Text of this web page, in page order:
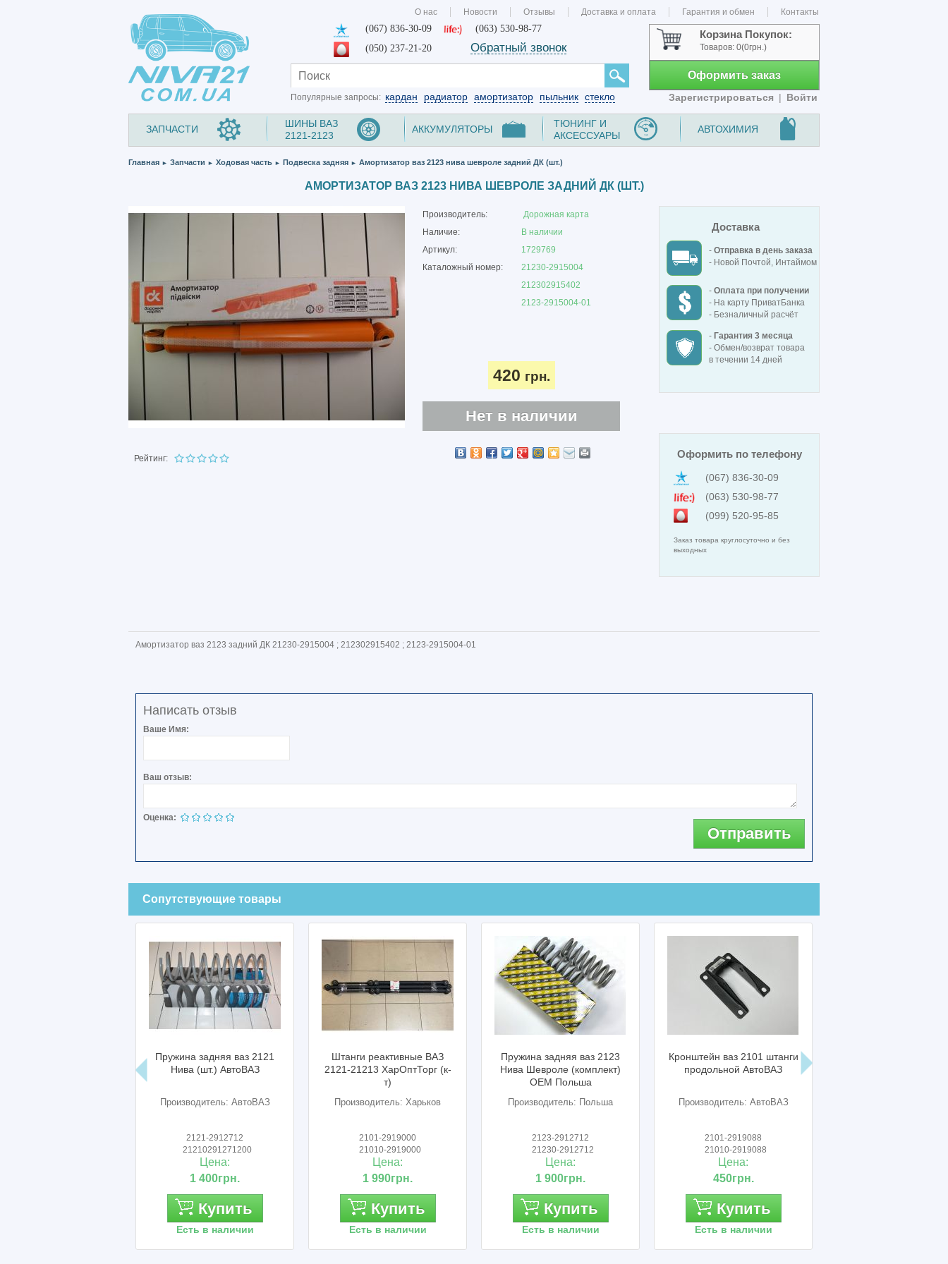
О нас Новости Отзывы Доставка и оплата Гарантия и обмен Контакты
(067) 836-30-09
(063) 530-98-77
(050) 237-21-20
Обратный звонок
Корзина Покупок:
Товаров: 0(0грн.)
Оформить заказ
Зарегистрироваться | Войти
Популярные запросы: кардан радиатор амортизатор пыльник стекло
ЗАПЧАСТИ
ШИНЫ ВАЗ
2121-2123
АККУМУЛЯТОРЫ
ТЮНИНГ И
АКСЕССУАРЫ
АВТОХИМИЯ
Главная ► Запчасти ► Ходовая часть ► Подвеска задняя ► Амортизатор ваз 2123 нива шевроле задний ДК (шт.)
АМОРТИЗАТОР ВАЗ 2123 НИВА ШЕВРОЛЕ ЗАДНИЙ ДК (ШТ.)
Рейтинг:
Производитель:
Дорожная карта
Наличие:
В наличии
Артикул:
1729769
Каталожный номер:
21230-2915004
212302915402
2123-2915004-01
420 грн.
Нет в наличии
Доставка
- Отправка в день заказа
- Новой Почтой, Интаймом
- Оплата при получении
- На карту ПриватБанка
- Безналичный расчёт
- Гарантия 3 месяца
- Обмен/возврат товара
в течении 14 дней
Оформить по телефону
(067) 836-30-09
(063) 530-98-77
(099) 520-95-85
Заказ товара круглосуточно и без
выходных
Амортизатор ваз 2123 задний ДК 21230-2915004 ; 212302915402 ; 2123-2915004-01
Написать отзыв
Ваше Имя:
Ваш отзыв:
Оценка:
Отправить
Сопутствующие товары
Пружина задняя ваз 2121
Нива (шт.) АвтоВАЗ
Производитель: АвтоВАЗ
21210291271200
Купить
Есть в наличии
Штанги реактивные ВАЗ
2121-21213 ХарОптТорг (к-
Производитель: Харьков
Купить
Есть в наличии
Пружина задняя ваз 2123
Нива Шевроле (комплект)
Производитель: Польша
Купить
Есть в наличии
Кронштейн ваз 2101 штанги
продольной АвтоВАЗ
Производитель: АвтоВАЗ
Купить
Есть в наличии
Пружина задняя ваз 2123
Нива Шевроле (комплект)